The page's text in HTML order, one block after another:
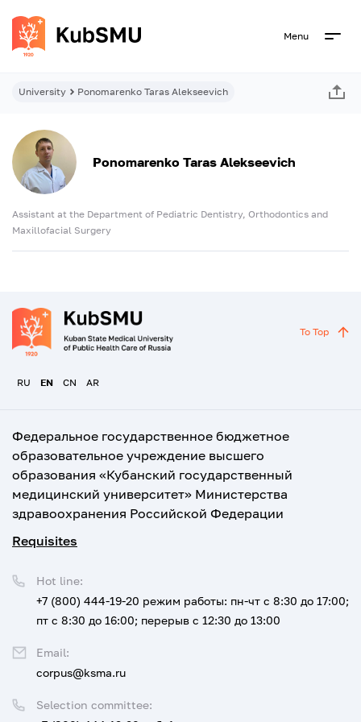
Menu
University Ponomarenko Taras Alekseevich
Ponomarenko Taras Alekseevich
Assistant at the Department of Pediatric Dentistry, Orthodontics and
Maxillofacial Surgery
RU EN CN AR
To Top
Федеральное государственное бюджетное
образовательное учреждение высшего
образования «Кубанский государственный
медицинский университет» Министерства
здравоохранения Российской Федерации
Requisites
Selection committee:
Hot line:
+7 (800) 444-19-20 режим работы: пн-чт с 8:30 до 17:00;
пт с 8:30 до 16:00; перерыв с 12:30 до 13:00
Email:
corpus@ksma.ru